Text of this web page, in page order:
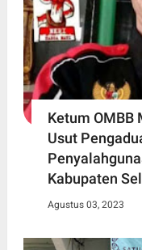
Ketum OMBB
Usut
Kabupaten
Agustus 03, 2023